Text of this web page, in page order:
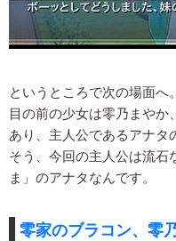
というところで次の場面へ。
目の前の少女は零乃まや
あり、主人公であるアナタ
そう、今回の主人公は流石
ま」のアナタなんです。
零家のブラコン、零